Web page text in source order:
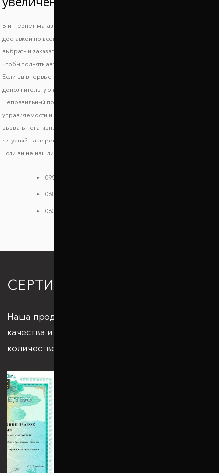
В интернет-магазине Автопроставка можно купить проставки Fiat Brava с
доставкой по всей территории Украины. В нашем каталоге вы можете
выбрать и заказать подходящие по форме, высоте и стоимости детали,
чтобы поднять авто и улучшить его ходовые характеристики.
Если вы впервые выбираете запчасти, обязательно получите
дополнительную консультацию, чтобы исключить риск несовместимости.
Неправильный подбор проставок может стать причиной ухудшения
управляемости и стабильности транспортного средства, что может
вызвать негативные последствия и риски возникновения опасных
ситуаций на дороге.
Если вы не нашли своей модели в каталоге, звоните нам:
099 784 38 08
068 182 48 40
063 396 33 26
СЕРТИФИКАЦИЯ
Наша продукция отвечает всем стандартам
качества и подкрепляется большим
количеством патентов и сертификатов